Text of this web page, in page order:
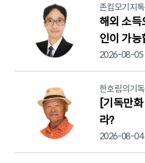
존킴모기지
해외 소득
인이 가능
2026-08-05
한호림의기
[기독만
라?
2026-08-04